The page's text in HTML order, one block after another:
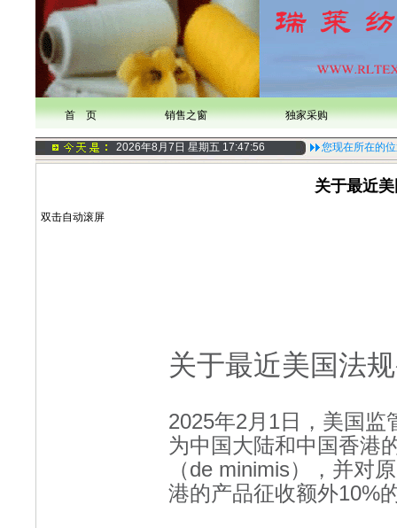
首 页 销售之窗 独家采购
2026年8月7日 星期五 17:47:57 您现在所在的
关于最近
双击自动滚屏
关于最近美国法
2025年2月1日，美国
为中国大陆和中国香港
（de minimis），并对
港的产品征收额外10%